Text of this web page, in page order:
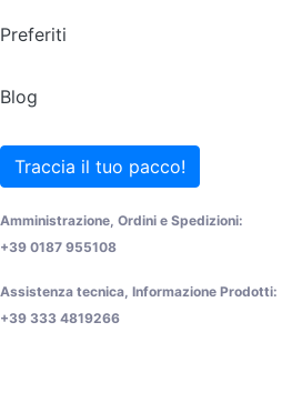
Preferiti
Blog
Traccia il tuo pacco!
Amministrazione, Ordini e Spedizioni:
+39 0187 955108
Assistenza tecnica, Informazione Prodotti:
+39 333 4819266